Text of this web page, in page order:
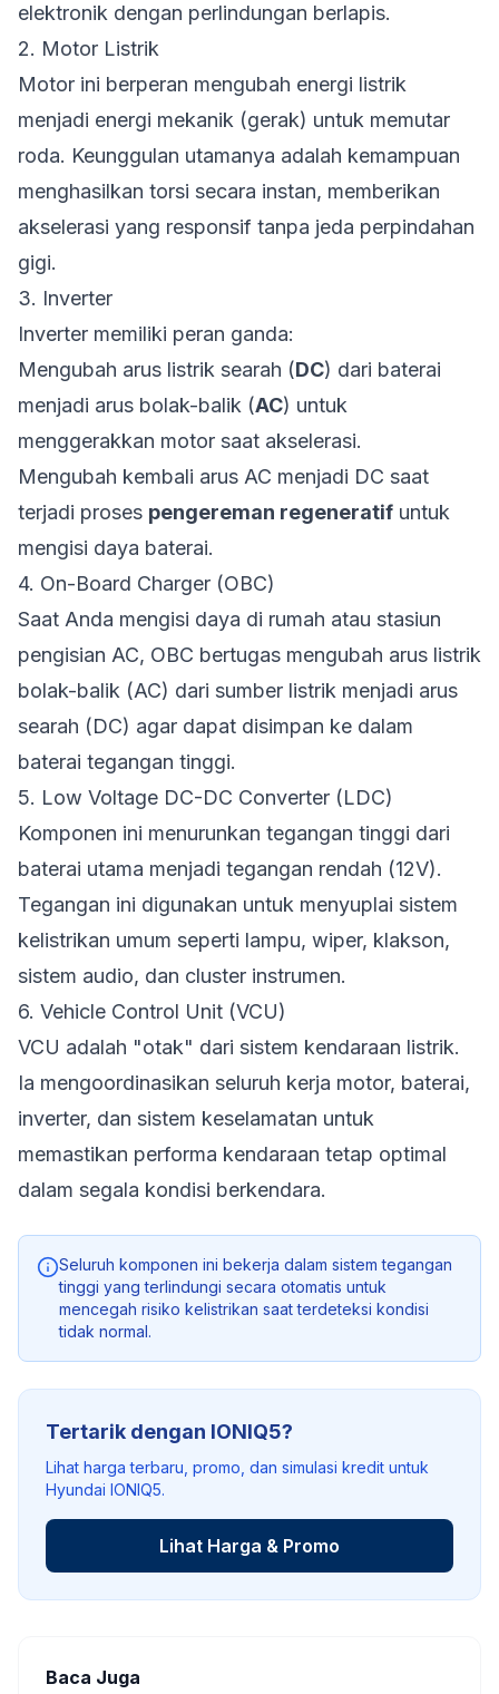
elektronik dengan perlindungan berlapis.
2. Motor Listrik
Motor ini berperan mengubah energi listrik
menjadi energi mekanik (gerak) untuk memutar
roda. Keunggulan utamanya adalah kemampuan
menghasilkan torsi secara instan, memberikan
akselerasi yang responsif tanpa jeda perpindahan
gigi.
3. Inverter
Inverter memiliki peran ganda:
Mengubah arus listrik searah (DC) dari baterai
menjadi arus bolak-balik (AC) untuk
menggerakkan motor saat akselerasi.
Mengubah kembali arus AC menjadi DC saat
terjadi proses pengereman regeneratif untuk
mengisi daya baterai.
4. On-Board Charger (OBC)
Saat Anda mengisi daya di rumah atau stasiun
pengisian AC, OBC bertugas mengubah arus listrik
bolak-balik (AC) dari sumber listrik menjadi arus
searah (DC) agar dapat disimpan ke dalam
baterai tegangan tinggi.
5. Low Voltage DC-DC Converter (LDC)
Komponen ini menurunkan tegangan tinggi dari
baterai utama menjadi tegangan rendah (12V).
Tegangan ini digunakan untuk menyuplai sistem
kelistrikan umum seperti lampu, wiper, klakson,
sistem audio, dan cluster instrumen.
6. Vehicle Control Unit (VCU)
VCU adalah "otak" dari sistem kendaraan listrik.
Ia mengoordinasikan seluruh kerja motor, baterai,
inverter, dan sistem keselamatan untuk
memastikan performa kendaraan tetap optimal
dalam segala kondisi berkendara.
Seluruh komponen ini bekerja dalam sistem tegangan
tinggi yang terlindungi secara otomatis untuk
mencegah risiko kelistrikan saat terdeteksi kondisi
tidak normal.
Tertarik dengan IONIQ5?
Lihat harga terbaru, promo, dan simulasi kredit untuk
Hyundai IONIQ5.
Lihat Harga & Promo
Baca Juga